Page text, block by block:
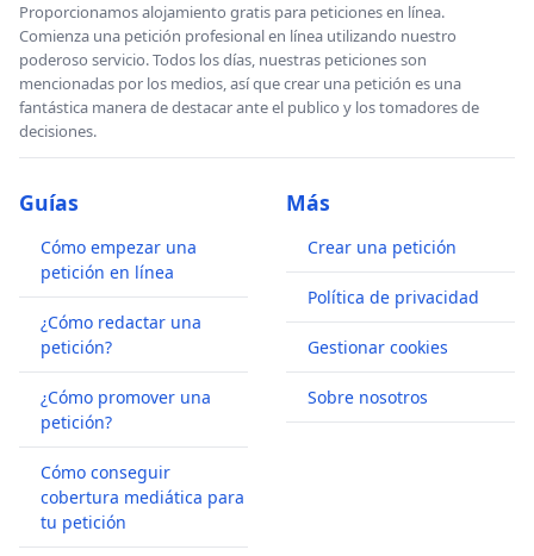
Proporcionamos alojamiento gratis para peticiones en línea.
Comienza una petición profesional en línea utilizando nuestro
poderoso servicio. Todos los días, nuestras peticiones son
mencionadas por los medios, así que crear una petición es una
fantástica manera de destacar ante el publico y los tomadores de
decisiones.
Guías
Cómo empezar una
petición en línea
¿Cómo redactar una
petición?
¿Cómo promover una
petición?
Cómo conseguir
cobertura mediática para
tu petición
Más
Crear una petición
Política de privacidad
Gestionar cookies
Sobre nosotros